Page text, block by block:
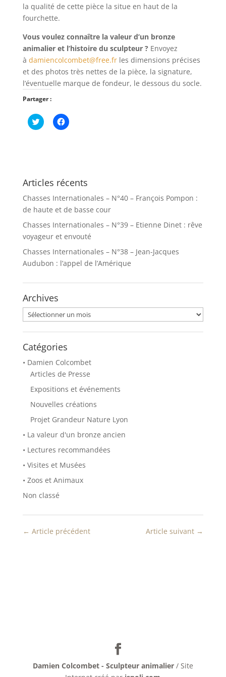
la qualité de cette pièce la situe en haut de la
fourchette.
Vous voulez connaître la valeur d’un bronze
animalier et l’histoire du sculpteur ?Envoyez
à damiencolcombet@free.frles dimensions précises
et des photos très nettes de la pièce, la signature,
l’éventuelle marque de fondeur, le dessous du socle.
Partager :
C
l
u
r
a
t
g
r
u
r
T
t
e
r
(
o
u
v
e
d
n
s
u
e
o
u
v
e
l
f
e
n
ê
r
)
C
l
u
r
a
r
t
g
r
u
F
e
k
(
o
u
r
e
a
n
s
n
n
o
u
v
l
e
f
e
n
t
Articles récents
Chasses Internationales – N°40 – François Pompon :
de haute et de basse cour
Chasses Internationales – N°39 – Etienne Dinet : rêve
voyageur et envouté
Chasses Internationales – N°38 – Jean-Jacques
Audubon : l’appel de l’Amérique
Archives
Archives
Catégories
• Damien Colcombet
Articles de Presse
Expositions et événements
Nouvelles créations
Projet Grandeur Nature Lyon
• La valeur d'un bronze ancien
• Lectures recommandées
• Visites et Musées
• Zoos et Animaux
Non classé
← Article précédent Article suivant →
Damien Colcombet - Sculpteur animalier / Site